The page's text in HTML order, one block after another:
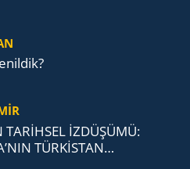
TARİHSEL İZDÜŞÜMÜ:
TÜRKİSTAN